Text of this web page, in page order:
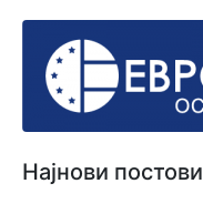
Најнови постови